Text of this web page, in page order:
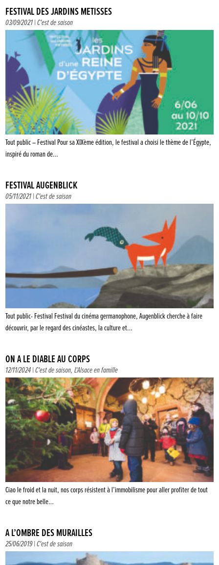
FESTIVAL DES JARDINS MÉTISSÉS
03/09/2021 |C'est de saison
Tout public – Festival Pour sa XIXème édition, le festival a choisi le thème de l’Égypte,
inspiré du roman de…
FESTIVAL AUGENBLICK
05/11/2021 |C'est de saison
Tout public- Festival Festival du cinéma germanophone, Augenblick cherche à faire
découvrir, par le regard des cinéastes, la culture et…
ON A LE DIABLE AU CORPS
12/11/2024 |C'est de saison,L'Alsace en famille
Ciao le froid et la nuit, nos corps résistent à l’immobilisme pour aller profiter de tout
ce que notre belle…
À L’OMBRE DES MURAILLES
25/06/2019 |C'est de saison